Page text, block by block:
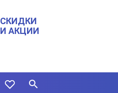
СКИДКИ
И АКЦИИ